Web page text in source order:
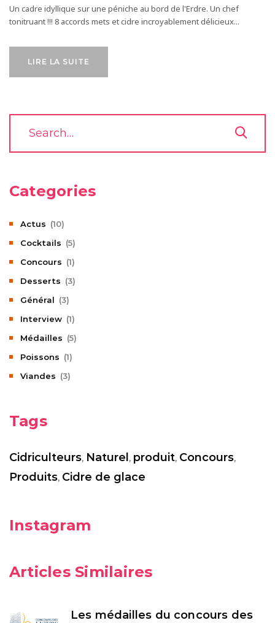
Un cadre idyllique sur une péniche au bord de l'Erdre. Un chef
tonitruant !!! 8 accords mets et cidre incroyablement délicieux...
LIRE LA SUITE
Categories
Actus (10)
Cocktails (5)
Concours (1)
Desserts (3)
Général (3)
Interview (1)
Médailles (5)
Poissons (1)
Viandes (3)
Tags
Cidriculteurs, Naturel , produit, Concours,
Produits, Cidre de glace
Instagram
Articles Similaires
Les médailles du concours des